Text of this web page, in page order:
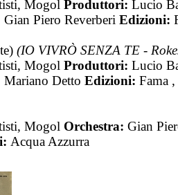
Mogol Produttori: Lucio
Gian Piero Reverberi Edizioni:
(IO VIVRÒ SENZA TE -
Mogol Produttori: Lucio
Mariano Detto Edizioni: Fama
Mogol Orchestra: Gian
Acqua Azzurra